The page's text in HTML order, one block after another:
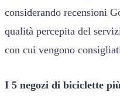
considerando recensioni
qualità percepita del
con cui vengono
I 5 negozi di biciclette